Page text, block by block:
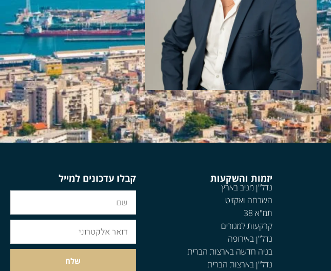
יזמות והשקעות
נדל"ן מניב בארץ
השבחה ואקזיט
תמ"א 38
קרקעות למגורים
נדל"ן באירופה
בניה חדשה בארצות הברית
נדל"ן בארצות הברית
קבלו עדכונים למייל
שלח